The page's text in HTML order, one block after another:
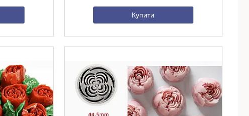
Купити